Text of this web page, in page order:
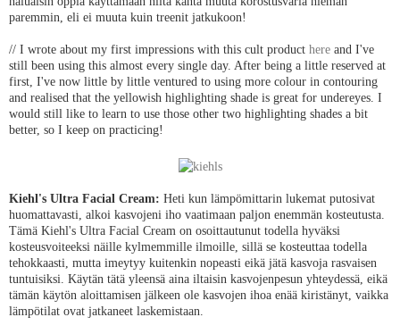
paremmin, eli ei muuta kuin treenit jatkukoon!
// I wrote about my first impressions with this cult product here and I've
still been using this almost every single day. After being a little reserved at
first, I've now little by little ventured to using more colour in contouring
and realised that the yellowish highlighting shade is great for undereyes. I
would still like to learn to use those other two highlighting shades a bit
better, so I keep on practicing!
Kiehl's Ultra Facial Cream: Heti kun lämpömittarin lukemat putosivat
huomattavasti, alkoi kasvojeni iho vaatimaan paljon enemmän kosteutusta.
Tämä Kiehl's Ultra Facial Cream on osoittautunut todella hyväksi
kosteusvoiteeksi näille kylmemmille ilmoille, sillä se kosteuttaa todella
tehokkaasti, mutta imeytyy kuitenkin nopeasti eikä jätä kasvoja rasvaisen
tuntuisiksi. Käytän tätä yleensä aina iltaisin kasvojenpesun yhteydessä, eikä
tämän käytön aloittamisen jälkeen ole kasvojen ihoa enää kiristänyt, vaikka
lämpötilat ovat jatkaneet laskemistaan.